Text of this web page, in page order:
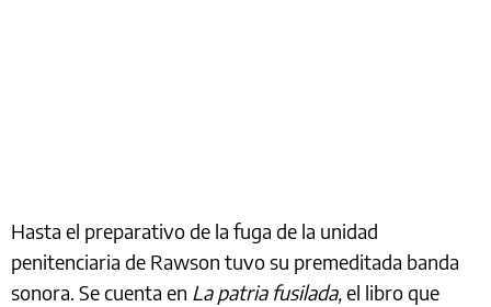
Hasta el preparativo de la fuga de la unidad
penitenciaria de Rawson tuvo su premeditada banda
sonora. Se cuenta en La patria fusilada,el libro que